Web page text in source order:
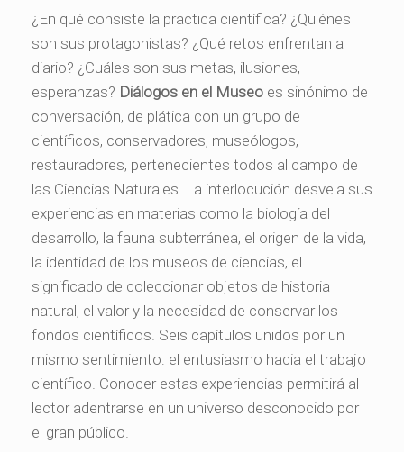
¿En qué consiste la practica científica? ¿Quiénes
son sus protagonistas? ¿Qué retos enfrentan a
diario? ¿Cuáles son sus metas, ilusiones,
esperanzas? Diálogos en el Museo es sinónimo de
conversación, de plática con un grupo de
científicos, conservadores, museólogos,
restauradores, pertenecientes todos al campo de
las Ciencias Naturales. La interlocución desvela sus
experiencias en materias como la biología del
desarrollo, la fauna subterránea, el origen de la vida,
la identidad de los museos de ciencias, el
significado de coleccionar objetos de historia
natural, el valor y la necesidad de conservar los
fondos científicos. Seis capítulos unidos por un
mismo sentimiento: el entusiasmo hacia el trabajo
científico. Conocer estas experiencias permitirá al
lector adentrarse en un universo desconocido por
el gran público.